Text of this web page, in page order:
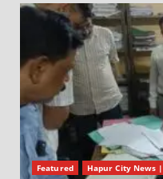
Featured Hapur City News ||